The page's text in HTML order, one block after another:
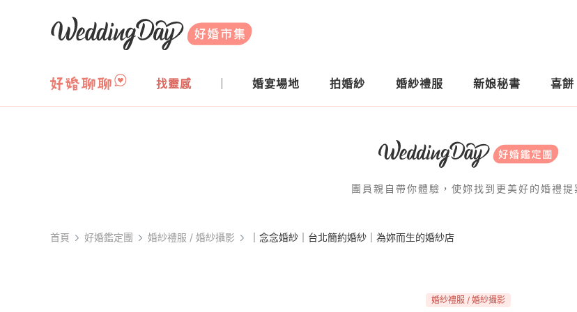
WeddingDay 好婚市集
找靈感 婚宴場地 拍婚紗 婚紗禮服 新娘秘書 喜餅
團員親自帶你體驗，使妳找到更美好的婚禮提
首頁 好婚鑑定團 婚紗禮服 / 婚紗攝影 ｜念念婚紗｜台北簡約婚紗｜為妳而生的婚紗店
婚紗禮服 / 婚紗攝影